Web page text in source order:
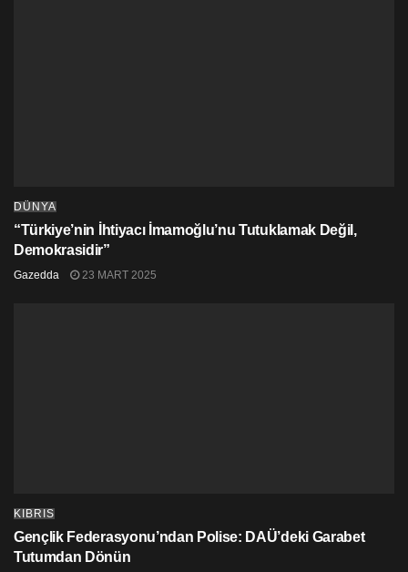
DÜNYA
“Türkiye’nin İhtiyacı İmamoğlu’nu Tutuklamak Değil,
Demokrasidir”
Gazedda 23 MART 2025
KIBRIS
Gençlik Federasyonu’ndan Polise: DAÜ’deki Garabet
Tutumdan Dönün